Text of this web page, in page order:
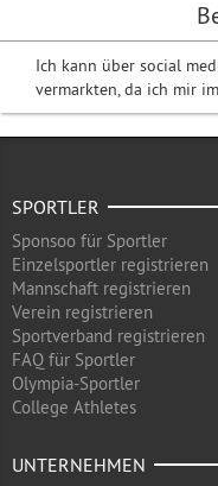
Ich kann über social
vermarkten, da ich mir
SPORTLER
Sponsoo für Sportler
Einzelsportler registrieren
Mannschaft registrieren
Verein registrieren
Sportverband registrieren
FAQ für Sportler
Olympia-Sportler
College Athletes
UNTERNEHMEN